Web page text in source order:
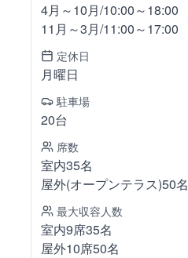
4月～10月/10:00～18:00
11月～3月/11:00～17:00
定休日
月曜日
駐車場
20台
席数
室内35名
屋外(オープンテラス)50名
最大収容人数
室内9席35名
屋外10席50名